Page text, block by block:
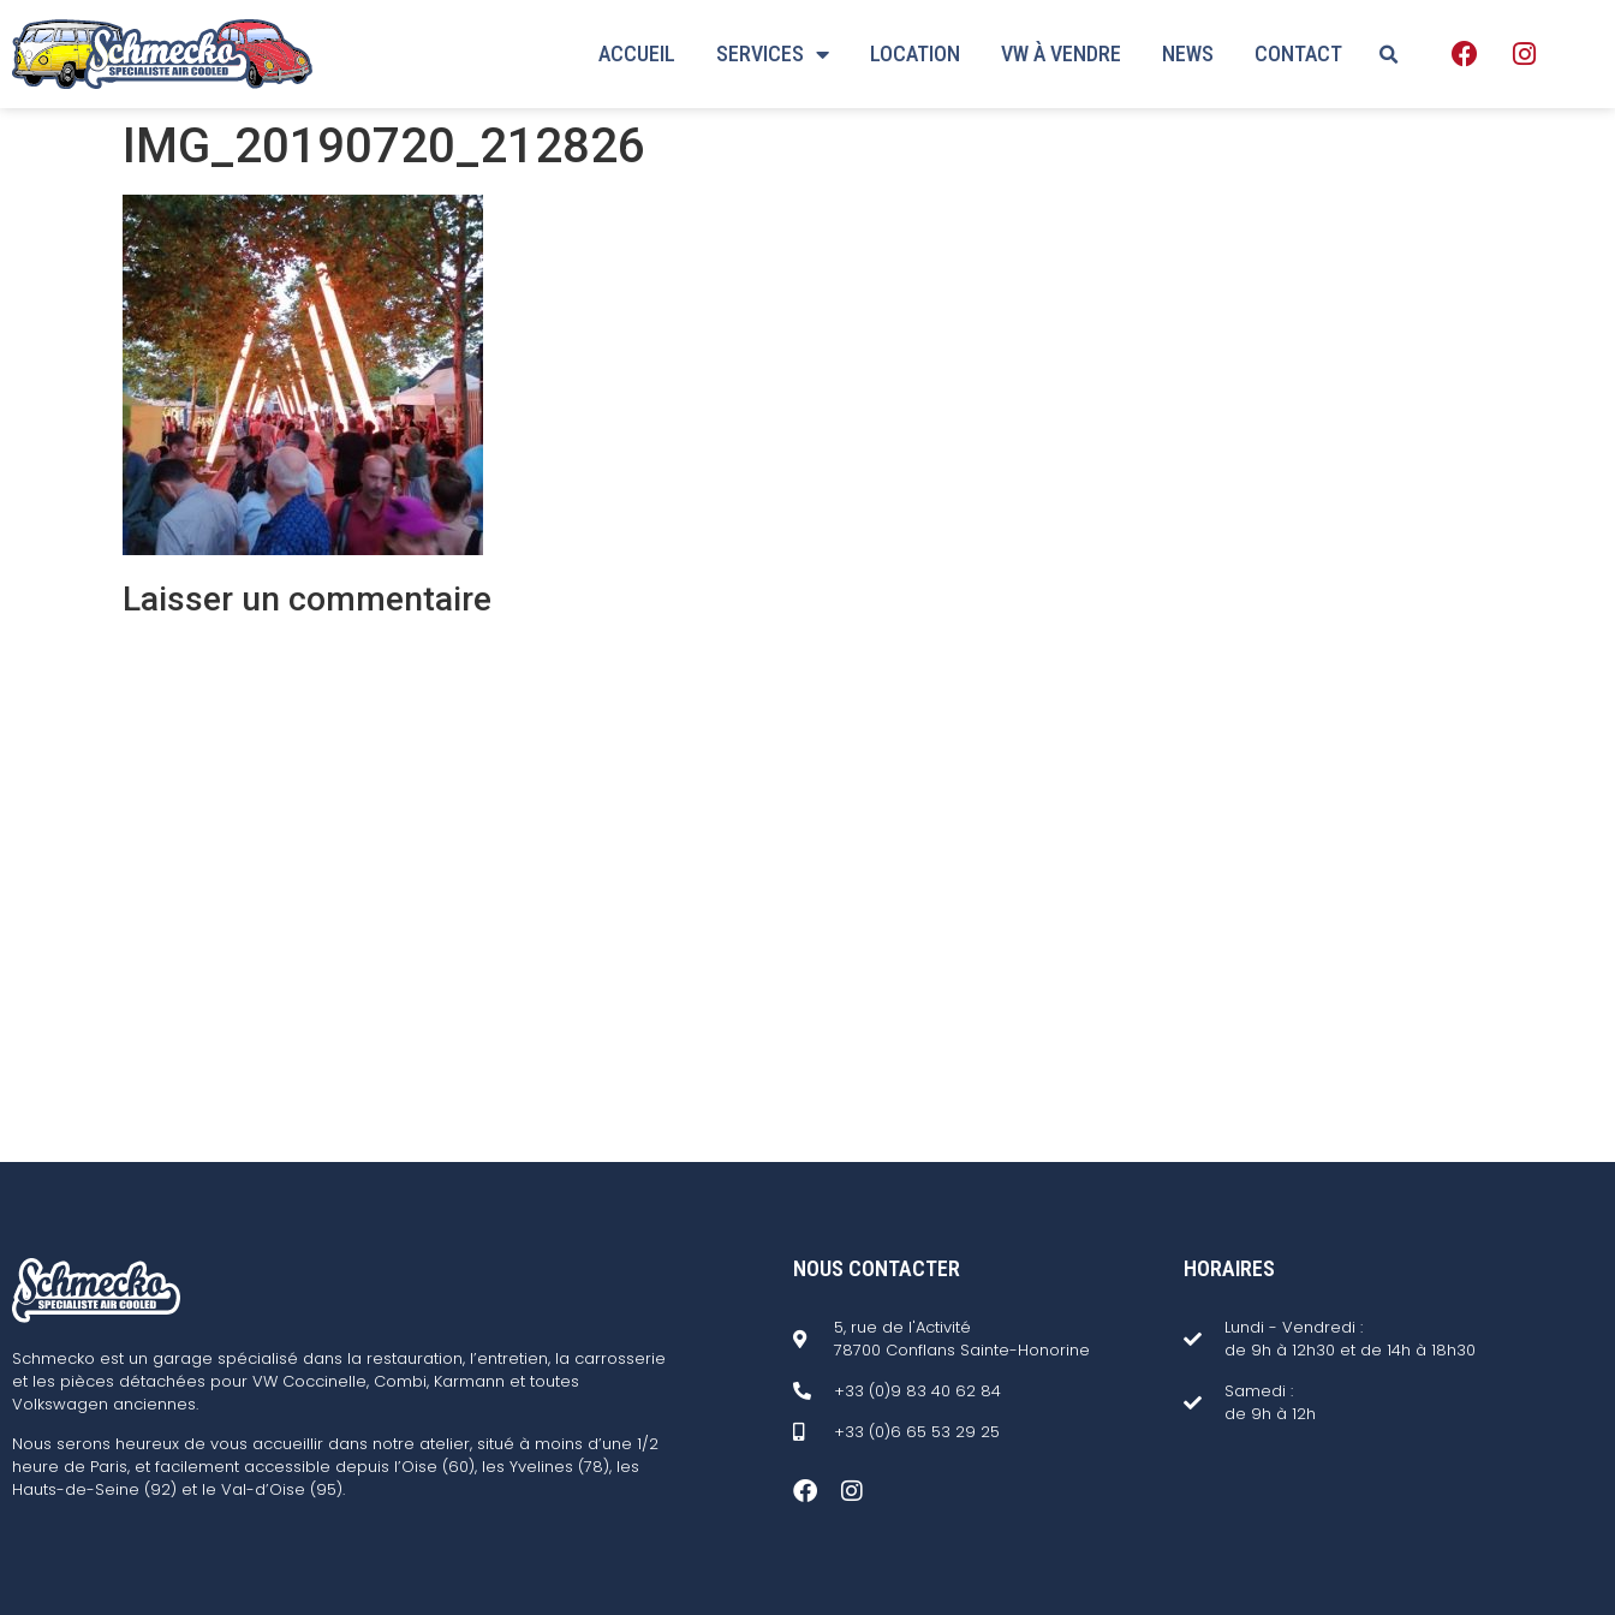
ACCUEIL SERVICES LOCATION VW À VENDRE NEWS CONTACT
IMG_20190720_212826
Laisser un commentaire
Schmecko est un garage spécialisé dans la restauration, l’entretien, la carrosserie
et les pièces détachées pour VW Coccinelle, Combi, Karmann et toutes
Volkswagen anciennes.
Nous serons heureux de vous accueillir dans notre atelier, situé à moins d’une 1/2
heure de Paris, et facilement accessible depuis l’Oise (60), les Yvelines (78), les
Hauts-de-Seine (92) et le Val-d’Oise (95).
NOUS CONTACTER
5, rue de l'Activité
78700 Conflans Sainte-Honorine
+33 (0)9 83 40 62 84
+33 (0)6 65 53 29 25
HORAIRES
Lundi - Vendredi :
de 9h à 12h30 et de 14h à 18h30
Samedi :
de 9h à 12h